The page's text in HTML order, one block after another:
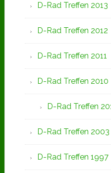
D-Rad Treffen 2013
D-Rad Treffen 2012
D-Rad Treffen 2011
D-Rad Treffen 2010
D-Rad Treffen
D-Rad Treffen 2003
D-Rad Treffen 1997